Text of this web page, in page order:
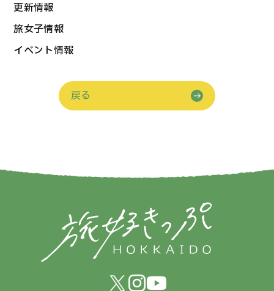
更新情報
旅女子情報
イベント情報
戻る